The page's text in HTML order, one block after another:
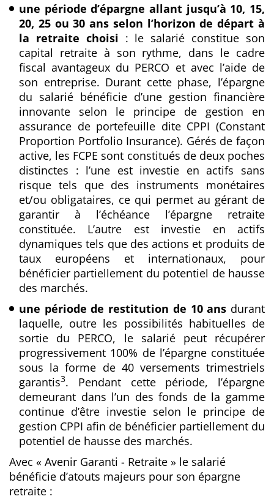
une période d’épargne allant jusqu’à 10, 15,
20, 25 ou 30 ans selon l’horizon de départ à
la retraite choisi : le salarié constitue son
capital retraite à son rythme, dans le cadre
fiscal avantageux du PERCO et avec l’aide de
son entreprise. Durant cette phase, l’épargne
du salarié bénéficie d’une gestion financière
innovante selon le principe de gestion en
assurance de portefeuille dite CPPI (Constant
Proportion Portfolio Insurance). Gérés de façon
active, les FCPE sont constitués de deux poches
distinctes : l’une est investie en actifs sans
risque tels que des instruments monétaires
et/ou obligataires, ce qui permet au gérant de
garantir à l’échéance l’épargne retraite
constituée. L’autre est investie en actifs
dynamiques tels que des actions et produits de
taux européens et internationaux, pour
bénéficier partiellement du potentiel de hausse
des marchés.
une période de restitution de 10 ans durant
laquelle, outre les possibilités habituelles de
sortie du PERCO, le salarié peut récupérer
progressivement 100% de l’épargne constituée
sous la forme de 40 versements trimestriels
garantis3. Pendant cette période, l’épargne
demeurant dans l’un des fonds de la gamme
continue d’être investie selon le principe de
gestion CPPI afin de bénéficier partiellement du
potentiel de hausse des marchés.
Avec « Avenir Garanti - Retraite » le salarié
bénéficie d’atouts majeurs pour son épargne
retraite :